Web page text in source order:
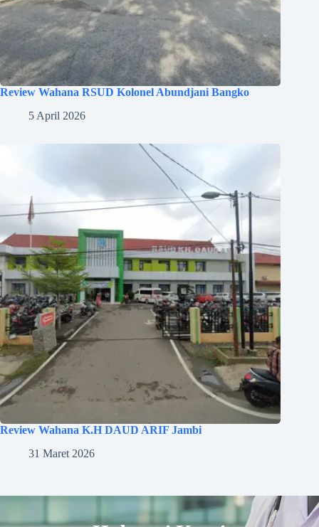
Review Wahana RSUD Kolonel Abundjani Bangko
5 April 2026
Review Wahana K.H DAUD ARIF Jambi
31 Maret 2026